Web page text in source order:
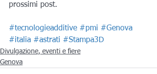
prossimi post.
#tecnologieadditive #pmi #Genova
#italia #astrati #Stampa3D
Divulgazione, eventi e fiere
Genova